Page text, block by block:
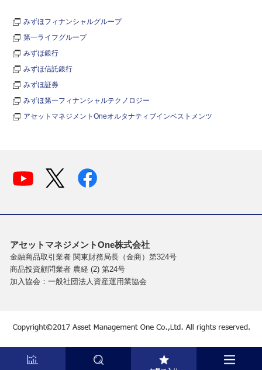
みずほフィナンシャルグループ
第一ライフグループ
みずほ銀行
みずほ信託銀行
みずほ証券
みずほ第一フィナンシャルテクノロジー
アセットマネジメントOneオルタナティブインベストメンツ
アセットマネジメントOne株式会社
金融商品取引業者 関東財務局長（金商）第324号
商品投資顧問業者 農経 (2) 第24号
加入協会：一般社団法人資産運用業協会